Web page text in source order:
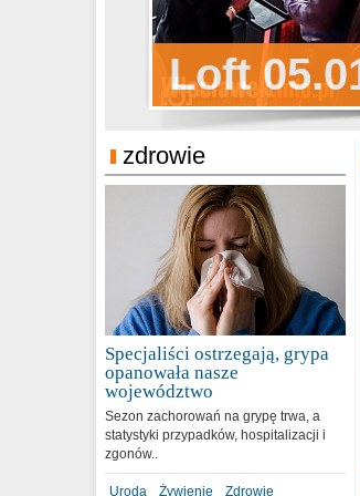
Loft
zdrowie
Specjaliści ostrzegają, grypa
opanowała nasze
województwo
Sezon zachorowań na grypę trwa, a
statystyki przypadków, hospitalizacji i
zgonów..
Uroda Żywienie Zdrowie